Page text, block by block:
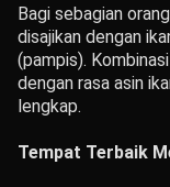
Bagi sebagian
disajikan dengan
(pampis).
dengan rasa asin
lengkap.
Tempat Terbaik